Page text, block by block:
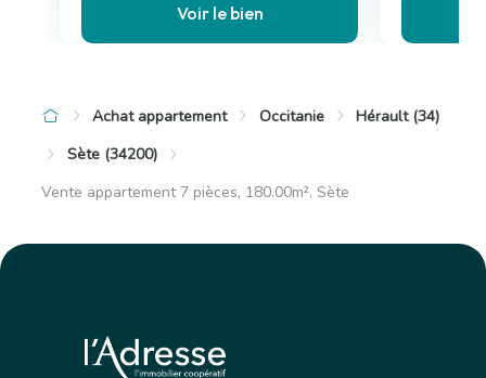
Voir le bien
Achat appartement Occitanie
Hérault (34)
Sète (34200)
Vente appartement 7 pièces, 180.00m², Sète